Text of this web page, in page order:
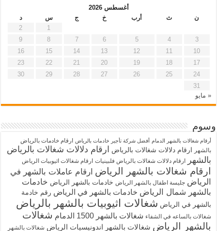
أغسطس 2026
ن
ث أرب خ ج س
د
1
2
3
4
5
6
7
8
9
10
11
12
13
14
15
16
17
18
19
20
21
22
23
24
25
26
27
28
29
30
31
« مايو
وسوم
أرقام شغالات بالشهر الدمام أفضل شركة تأجير خادمات بالرياض
ارقام خادمات بالرياض
بالشهر
ارقام دلالات شغالات بالرياض ارقام دلالات شغالات بالرياض
بالشهر
ارقام دلالات شغالات بالرياض فلبينيات ارقام شغالات اثيوبيات الرياض
ارقام شغالات بالشهر الرياض ارقام عاملات بالشهر في
الرياض جليسة اطفال بالشهر الرياض خادمات بالشهر الرياض خادمات
بالشهر شمال الرياض خادمات بالشهر في الرياض رقم خادمة
بالشهر في الرياض شغالات اثيوبيات بالشهر بالرياض
شغالات بالساعه في الشفاء شغالات بالشهر 1500 الدمام
شغالات
بالشهر الرياض شغالات بالشهر اندونيسيات الرياض شغالات بالشهر